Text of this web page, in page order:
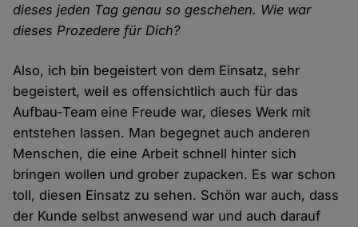
dieses jeden Tag genau so geschehen. Wie war
dieses Prozedere für Dich?
Also, ich bin begeistert von dem Einsatz, sehr
begeistert, weil es offensichtlich auch für das
Aufbau-Team eine Freude war, dieses Werk mit
entstehen lassen. Man begegnet auch anderen
Menschen, die eine Arbeit schnell hinter sich
bringen wollen und grober zupacken. Es war schon
toll, diesen Einsatz zu sehen. Schön war auch, dass
der Kunde selbst anwesend war und auch darauf